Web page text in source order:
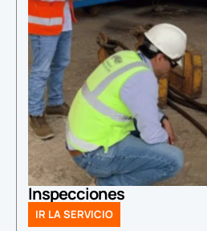
Inspecciones
IR LA SERVICIO